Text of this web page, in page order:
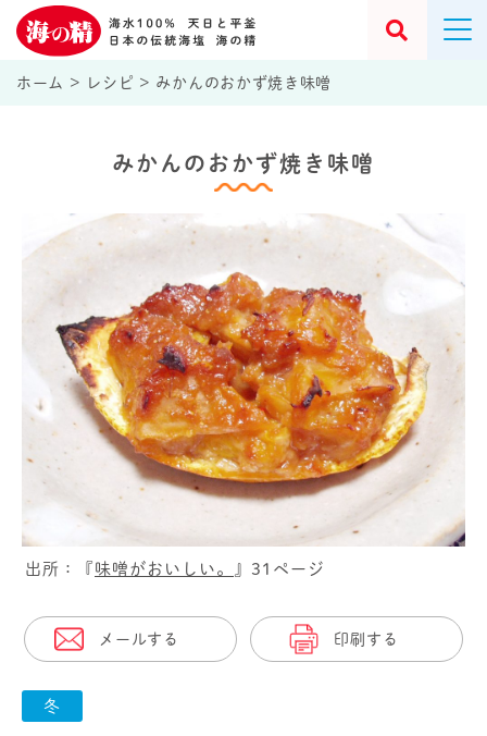
ホーム > レシピ > みかんのおかず焼き味噌
みかんのおかず焼き味噌
出所：『 味噌がおいしい。 』31ページ
メールする 印刷する
冬